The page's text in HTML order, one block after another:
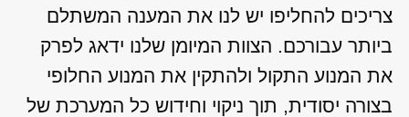
צריכים להחליפו יש לנו את המענה המשתלם
ביותר עבורכם. הצוות המיומן שלנו ידאג לפרק
את המנוע התקול ולהתקין את המנוע החלופי
בצורה יסודית, תוך ניקוי וחידוש כל המערכת של